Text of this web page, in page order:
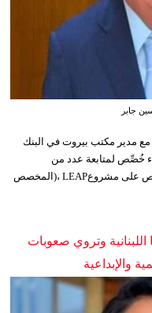
جابر
مع مدير مكتب بيروت في البنك
خُصِّص لمتابعة عدد من
المشاريع قيد التنفيذ، وجرى التركيز بشكل خاص على مشروعLEAP ،(المخصص
وتروي صعوبات
والإبداعية